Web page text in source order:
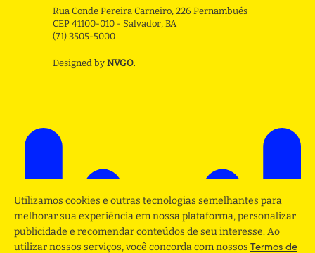
Rua Conde Pereira Carneiro, 226 Pernambués
CEP 41100-010 - Salvador, BA
(71) 3505-5000
Designed by NVGO.
Utilizamos cookies e outras tecnologias semelhantes para
melhorar sua experiência em nossa plataforma, personalizar
publicidade e recomendar conteúdos de seu interesse. Ao
utilizar nossos serviços, você concorda com nossos Termos de